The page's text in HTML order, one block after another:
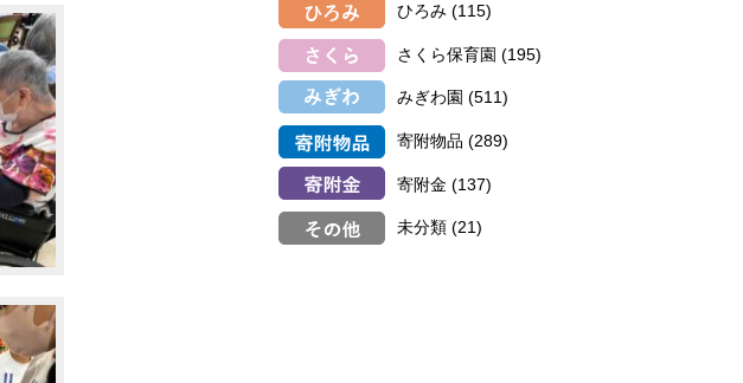
ひろみ (115)
さくら保育園 (195)
みぎわ園 (511)
寄附物品 (289)
寄附金 (137)
未分類 (21)